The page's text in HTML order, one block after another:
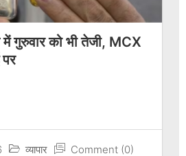
में गुरुवार को भी तेजी, MCX
व्यापार Comment (0)